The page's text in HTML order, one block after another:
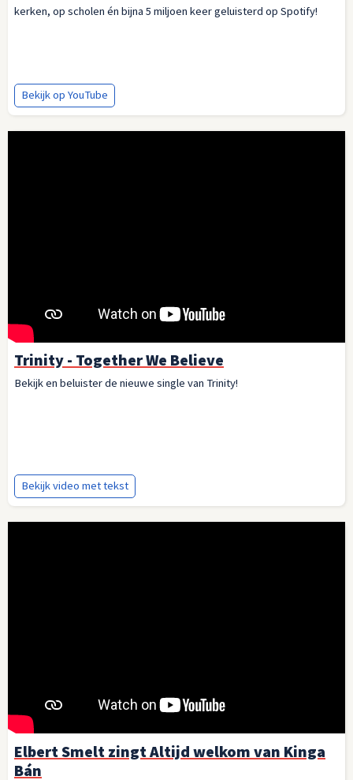
kerken, op scholen én bijna 5 miljoen keer geluisterd op Spotify!
Bekijk op YouTube
Trinity - Together We Believe
Bekijk en beluister de nieuwe single van Trinity!
Bekijk video met tekst
Elbert Smelt zingt Altijd welkom van Kinga
Bán